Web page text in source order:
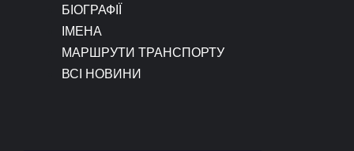
БІОГРАФІЇ
ІМЕНА
МАРШРУТИ ТРАНСПОРТУ
ВСІ НОВИНИ